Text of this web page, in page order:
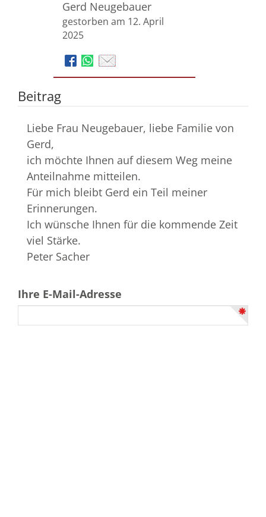
Gerd Neugebauer
gestorben am 12. April
2025
Beitrag
Liebe Frau Neugebauer, liebe Familie von
Gerd,
ich möchte Ihnen auf diesem Weg meine
Anteilnahme mitteilen.
Für mich bleibt Gerd ein Teil meiner
Erinnerungen.
Ich wünsche Ihnen für die kommende Zeit
viel Stärke.
Peter Sacher
Ihre E-Mail-Adresse